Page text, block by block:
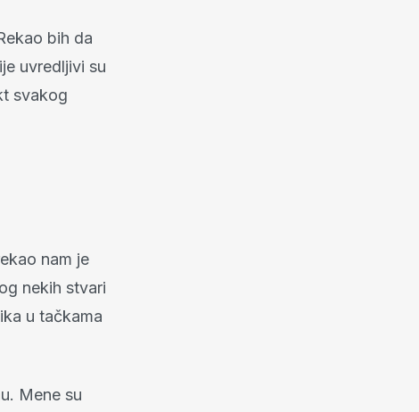
bih da
uvredljivi su
svakog
nam je
nekih stvari
u tačkama
Mene su